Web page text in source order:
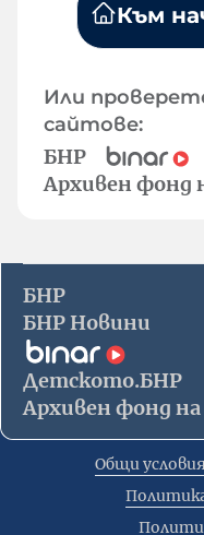
Към
Или
сайтове:
БНР
Архивен фонд
БНР
БНР Новини
Детското.БНР
Архивен фонд
Общи